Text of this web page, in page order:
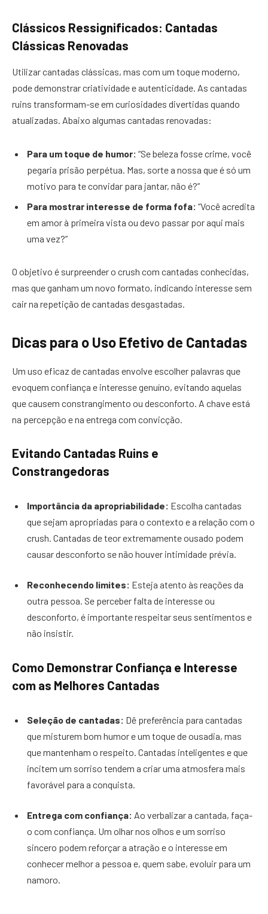
Clássicos Ressignificados: Cantadas
Clássicas Renovadas
Utilizar cantadas clássicas, mas com um toque moderno,
pode demonstrar criatividade e autenticidade. As cantadas
ruins transformam-se em curiosidades divertidas quando
atualizadas. Abaixo algumas cantadas renovadas:
Para um toque de humor: “Se beleza fosse crime, você
pegaria prisão perpétua. Mas, sorte a nossa que é só um
motivo para te convidar para jantar, não é?”
Para mostrar interesse de forma fofa: “Você acredita
em amor à primeira vista ou devo passar por aqui mais
uma vez?”
O objetivo é surpreender o crush com cantadas conhecidas,
mas que ganham um novo formato, indicando interesse sem
cair na repetição de cantadas desgastadas.
Dicas para o Uso Efetivo de Cantadas
Um uso eficaz de cantadas envolve escolher palavras que
evoquem confiança e interesse genuíno, evitando aquelas
que causem constrangimento ou desconforto. A chave está
na percepção e na entrega com convicção.
Evitando Cantadas Ruins e
Constrangedoras
Importância da apropriabilidade: Escolha cantadas
que sejam apropriadas para o contexto e a relação com o
crush. Cantadas de teor extremamente ousado podem
causar desconforto se não houver intimidade prévia.
Reconhecendo limites: Esteja atento às reações da
outra pessoa. Se perceber falta de interesse ou
desconforto, é importante respeitar seus sentimentos e
não insistir.
Como Demonstrar Confiança e Interesse
com as Melhores Cantadas
Seleção de cantadas: Dê preferência para cantadas
que misturem bom humor e um toque de ousadia, mas
que mantenham o respeito. Cantadas inteligentes e que
incitem um sorriso tendem a criar uma atmosfera mais
favorável para a conquista.
Entrega com confiança: Ao verbalizar a cantada, faça-
o com confiança. Um olhar nos olhos e um sorriso
sincero podem reforçar a atração e o interesse em
conhecer melhor a pessoa e, quem sabe, evoluir para um
namoro.